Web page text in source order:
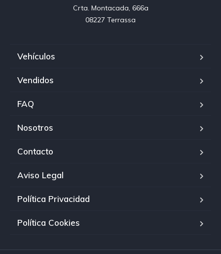
Crta. Montacada, 666a
08227 Terrassa
Vehículos
Vendidos
FAQ
Nosotros
Contacto
Aviso Legal
Política Privacidad
Política Cookies